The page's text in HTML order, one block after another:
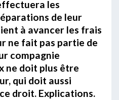
les
de leur
à avancer les frais
ne fait pas partie de
compagnie
ne doit plus être
qui doit aussi
droit. Explications.